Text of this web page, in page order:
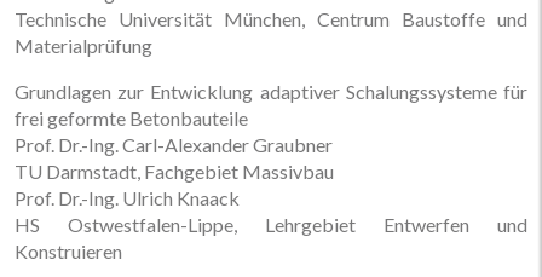
Technische Universität München, Centrum Baustoffe und
Materialprüfung
Grundlagen zur Entwicklung adaptiver Schalungssysteme für
frei geformte Betonbauteile
Prof. Dr.-Ing. Carl-Alexander Graubner
TU Darmstadt, Fachgebiet Massivbau
Prof. Dr.-Ing. Ulrich Knaack
HS Ostwestfalen-Lippe, Lehrgebiet Entwerfen und
Konstruieren